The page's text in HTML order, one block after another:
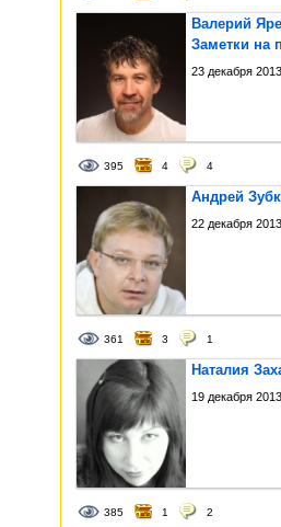
Валерий
Заметки на
23 декабря
395 4 4
Андрей
22 декабря
361 3 1
Наталия
19 декабря
385 1 2